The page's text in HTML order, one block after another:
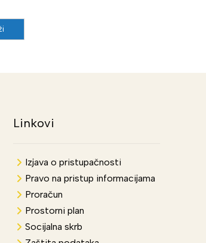
Linkovi
Izjava o pristupačnosti
Pravo na pristup informacijama
Proračun
Prostorni plan
Socijalna skrb